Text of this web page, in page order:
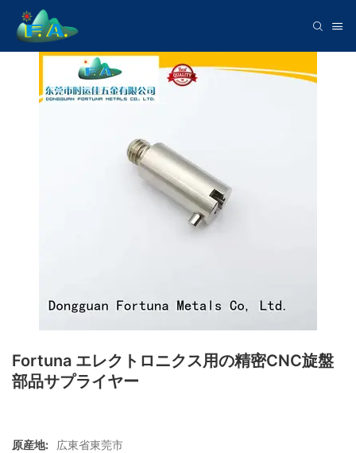
Fortuna エレクトロニクス用の精密CNC旋盤
部品サプライヤー
原産地:
広東省東莞市